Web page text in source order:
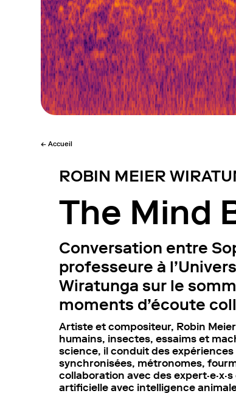
← Accueil
ROBIN MEIER
The Mind
Conversation entre
professeure à
Wiratunga sur le
moments d’écoute
Artiste et compositeur, Robin
humains, insectes, essaims et
science, il conduit des
synchronisées, métronomes,
collaboration avec des
artificielle avec intelligence